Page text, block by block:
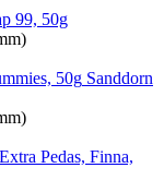
99, 50g
Sanddorn
Pedas, Finna,